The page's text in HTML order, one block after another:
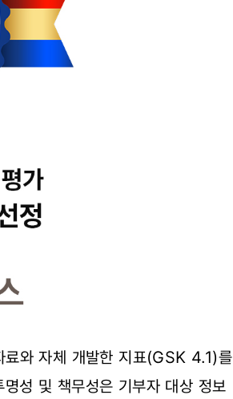
료와 자체 개발한 지표(GSK 4.1)를
성 및 책무성은 기부자 대상 정보